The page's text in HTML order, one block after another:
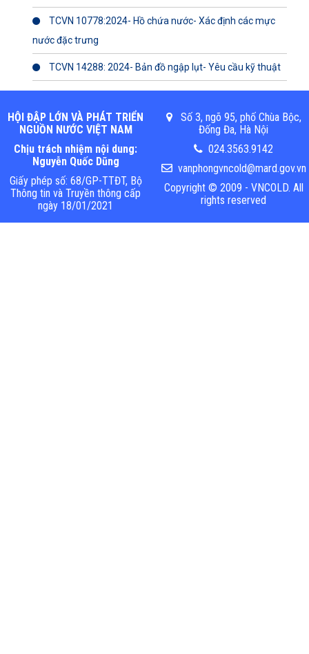
TCVN 10778:2024- Hồ chứa nước- Xác định các mực
nước đặc trưng
TCVN 14288: 2024- Bản đồ ngập lụt- Yêu cầu kỹ thuật
HỘI ĐẬP LỚN VÀ PHÁT TRIỂN
NGUỒN NƯỚC VIỆT NAM
Chịu trách nhiệm nội dung:
Nguyễn Quốc Dũng
Giấy phép số: 68/GP-TTĐT, Bộ
Thông tin và Truyền thông cấp
ngày 18/01/2021
Số 3, ngõ 95, phố Chùa Bộc,
Đống Đa, Hà Nội
024.3563.9142
vanphongvncold@mard.gov.vn
Copyright © 2009 - VNCOLD. All
rights reserved